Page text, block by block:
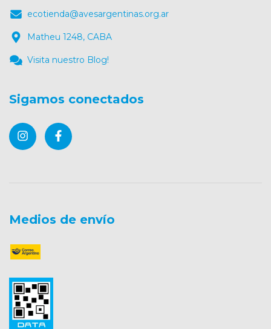
ecotienda@avesargentinas.org.ar
Matheu 1248, CABA
Visita nuestro Blog!
Sigamos conectados
Medios de envío